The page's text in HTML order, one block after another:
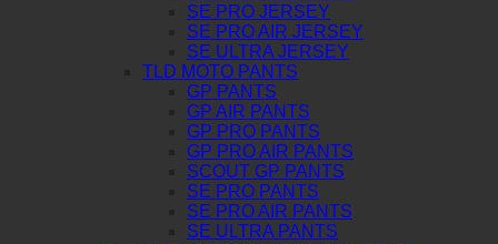
SE PRO JERSEY
SE PRO AIR JERSEY
SE ULTRA JERSEY
TLD MOTO PANTS
GP PANTS
GP AIR PANTS
GP PRO PANTS
GP PRO AIR PANTS
SCOUT GP PANTS
SE PRO PANTS
SE PRO AIR PANTS
SE ULTRA PANTS